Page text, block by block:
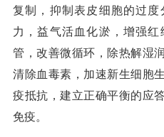
复制，抑制表皮细胞的过
力，益气活血化淤，增强
管，改善微循环，除热解湿
清除血毒素，加速新生细胞
疫抵抗，建立正确平衡的应
免疫。